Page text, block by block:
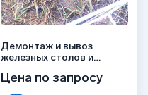
Демонтаж и вывоз
железных столов и
Цена по запросу